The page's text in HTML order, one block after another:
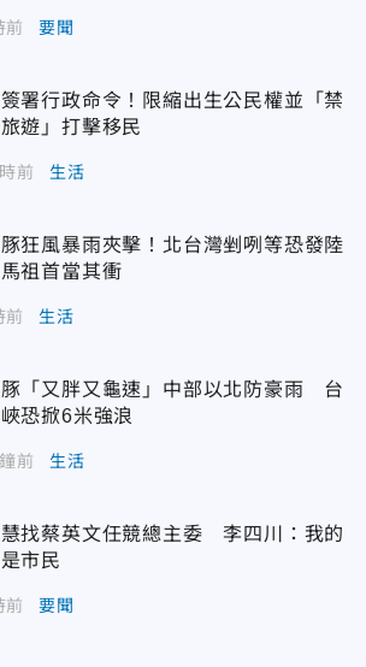
前 要聞
署行政命令！限縮出生公民權並「禁
遊」打擊移民
前 生活
狂風暴雨夾擊！北台灣剉咧等恐發陸
祖首當其衝
前 生活
豚「又胖又龜速」中部以北防豪雨 台
恐掀6米強浪
前 生活
找蔡英文任競總主委 李四川：我的
市民
前 要聞